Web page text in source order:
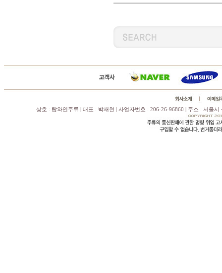
상호 : 탑와인주류 | 대표 : 박재현 | 사업자번호 : 206-26-96860 | 주소 : 서울